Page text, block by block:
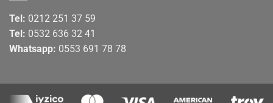
Tel: 0212 251 37 59
Tel: 0532 636 32 41
Whatsapp: 0553 691 78 78